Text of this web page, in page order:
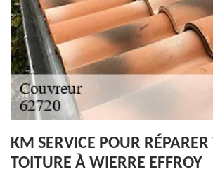
KM SERVICE POUR RÉPARER
TOITURE À WIERRE EFFROY